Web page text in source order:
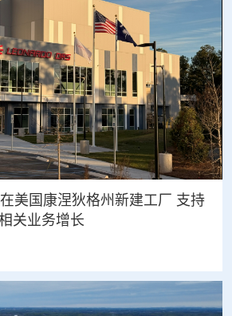
美国康涅狄格州新建工厂 支持
关业务增长